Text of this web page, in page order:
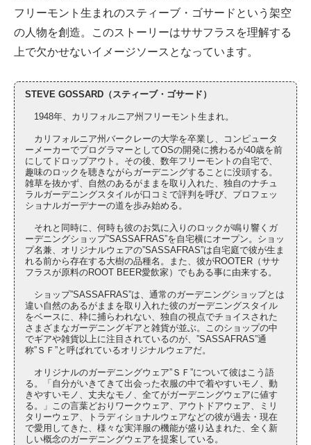
フリーモント生まれのスティーブ・ゴサードという架空
の人物を創造。このストーリーはササフラスを理解する
上で欠かせないイメージソースとなっています。
STEVE GOSSARD（スティーブ・ゴサード）
1948年、カリフォルニア州フリーモント生まれ。
カリフォルニア州バークレーの大学を卒業し、コンピュータ
ーメーカーでプログラマーとしてOSの開発に携わるが40歳を前
にしてドロップアウト。その後、数年フリーモントの自宅で、
趣味のロックを聴きながらガーデニングすることに没頭する。
雑草を抜かず、自然のあるがままを取り入れた、独自のナチュ
ラルガーデニングスタイルが口コミで評判を呼び、プロフェッ
ショナルガーデナーの道を歩み始める。
それと同時に、何時も彼のお気に入りのロックが鳴り響くガ
ーデニングショップ”SASSAFRAS”を自宅横にオープン。ショッ
プ名兼、オリジナルウェアの”SASSAFRAS”は自宅庭で彼が生ま
れる前から存在する大樹の品種名。また、彼がROOTER（ササ
フラスが原料のROOT BEER愛飲家）でもある事に由来する。
ショップ”SASSAFRAS”は、通常のガーデニングショップとは
違い自然のあるがままを取り入れた彼のガーデニングスタイル
をベースに、枠に捕らわれない、独自の視点でチョイスされた
さまざまなガーデニングギアと雑貨が並ぶ。このショップの中
でギアや雑貨以上に注目されているのが、”SASSAFRAS”通
称”ＳＦ”と呼ばれているオリジナルウェアだ。
オリジナルのガーデニングウェア”ＳＦ”について彼はこう語
る。「自分がいきてきて出会った衣服の中で着やすいモノ、動
きやすいモノ、丈夫なモノ、全てがガーデニングウェアに値す
る。」この言葉どおりワークウェア、アウトドアウェア、ミリ
タリーウェア、トラディショナルウェアなどの彼が過去・現在
で愛用してきた、様々な実洋服の機能が盛り込まれた、全く新
しい概念のガーデニングウェアを提案している。